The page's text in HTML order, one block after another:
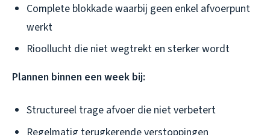
Complete blokkade waarbij geen enkel afvoerpunt
werkt
Rioollucht die niet wegtrekt en sterker wordt
Plannen binnen een week bij:
Structureel trage afvoer die niet verbetert